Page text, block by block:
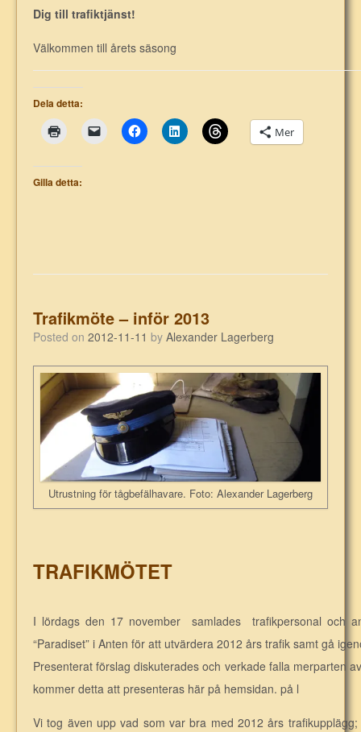
Dig till trafiktjänst!
Välkommen till årets säsong
Dela detta:
Mer
Gilla detta:
Trafikmöte – inför 2013
Posted on 2012-11-11 by Alexander Lagerberg
Utrustning för tågbefälhavare. Foto: Alexander Lagerberg
TRAFIKMÖTET
I lördags den 17 november samlades trafikpersonal och
“Paradiset” i Anten för att utvärdera 2012 års trafik samt gå
Presenterat förslag diskuterades och verkade falla merparten
kommer detta att presenteras här på hemsidan. på l
Vi tog även upp vad som var bra med 2012 års